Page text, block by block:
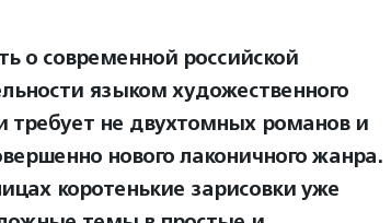
о современной российской
языком художественного
требует не двухтомных романов и
нового лаконичного жанра.
коротенькие зарисовки уже